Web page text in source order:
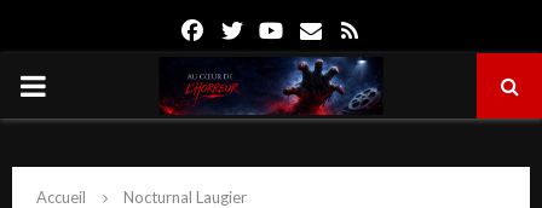
FacebookTwitterYoutube
Email
PRIMARY
Accueil Nocturnal Laugier